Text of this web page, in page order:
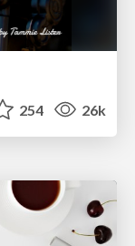
254 26k